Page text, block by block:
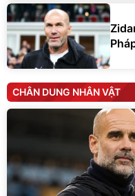
CHÂN DUNG NHÂN VẬT